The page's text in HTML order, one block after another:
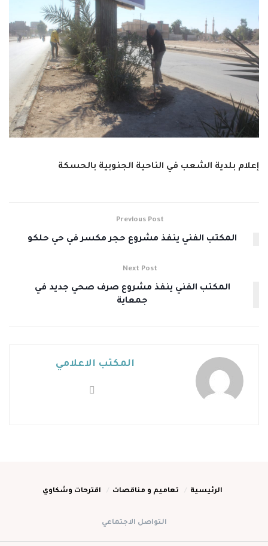
إعلام بلدية الشعب في الناحية الجنوبية بالحسكة
Previous Post
المكتب الفني ينفذ مشروع حجر مكسر في حي حلكو
Next Post
المكتب الفني ينفذ مشروع صرف صحي جديد في
جمعاية
المكتب الاعلامي
الرئيسية تعاميم و مناقصات اقترحات وشكاوي
التواصل الاجتماعي